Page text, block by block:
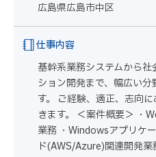
広島県広島市中区
仕事内容
基幹系業務システムから
ション開発まで、幅広い
す。 ご経験、適正、志向
きます。 ＜案件概要＞ ・
業務 ・Windowsアプリケ
ド(AWS/Azure)関連開発